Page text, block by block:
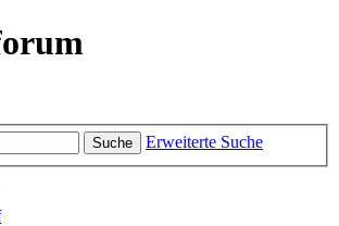
Suche
Erweiterte Suche